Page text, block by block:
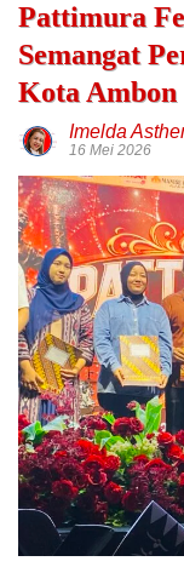
Pattimura
Semangat
Kota Ambon
Imelda
16 Mei 2026